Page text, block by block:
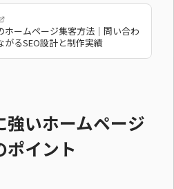
ホームページ集客方法｜問い合わ
がるSEO設計と制作実績
強いホームページ
ポイント